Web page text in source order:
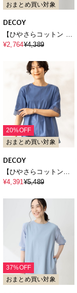
おまとめ買い対象
DECOY
【ひやさらコットン ト
ムさんコラボ】コイく
100％・接触冷感・UV
カット】
¥2,764¥4,389
20%OFF
おまとめ買い対象
DECOY
【ひやさらコットン】
レースドッキングTシャ
感・UVカット】
¥4,391¥5,489
37%OFF
おまとめ買い対象